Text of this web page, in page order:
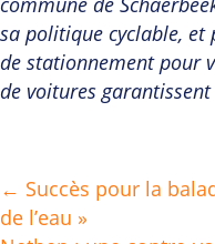
sa politique cyclable, et
de stationnement pour
de voitures
Posts
← Succès pour la
de l’eau »